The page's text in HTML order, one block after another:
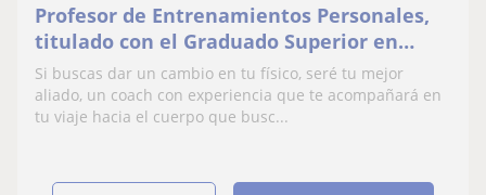
Profesor de Entrenamientos Personales,
titulado con el Graduado Superior en
Acondicionador Físico
Si buscas dar un cambio en tu físico, seré tu mejor
aliado, un coach con experiencia que te acompañará en
tu viaje hacia el cuerpo que busc...